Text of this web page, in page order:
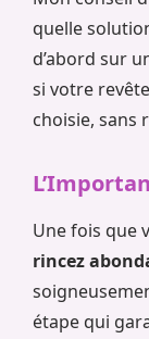
quelle
d’abord sur
si votre
choisie, sans
Une fois que
rincez
étape qui